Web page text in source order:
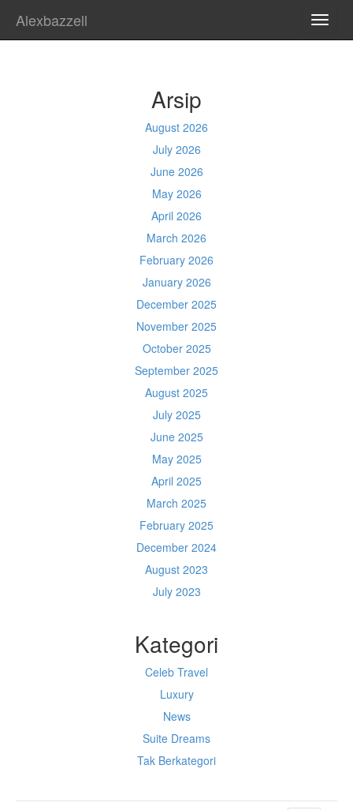
Alexbazzell
Arsip
August 2026
July 2026
June 2026
May 2026
April 2026
March 2026
February 2026
January 2026
December 2025
November 2025
October 2025
September 2025
August 2025
July 2025
June 2025
May 2025
April 2025
March 2025
February 2025
December 2024
August 2023
July 2023
Kategori
Celeb Travel
Luxury
News
Suite Dreams
Tak Berkategori